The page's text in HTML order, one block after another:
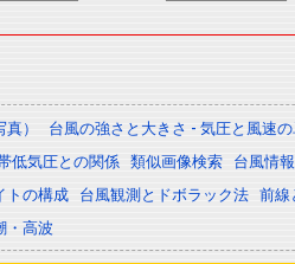
）
台風の強さと大きさ - 気圧と風速
低気圧との関係 類似画像検索
台風情
トの構成 台風観測とドボラック法 前線
・高波